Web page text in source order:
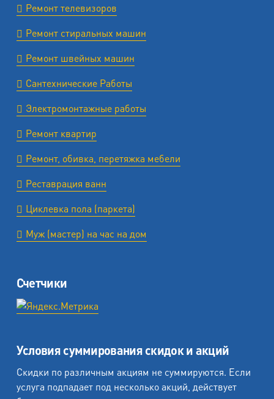
Ремонт телевизоров
Ремонт стиральных машин
Ремонт швейных машин
Сантехнические Работы
Электромонтажные работы
Ремонт квартир
Ремонт, обивка, перетяжка мебели
Реставрация ванн
Циклевка пола (паркета)
Муж (мастер) на час на дом
Счетчики
Условия суммирования скидок и акций
Скидки по различным акциям не суммируются. Если
услуга подпадает под несколько акций, действует